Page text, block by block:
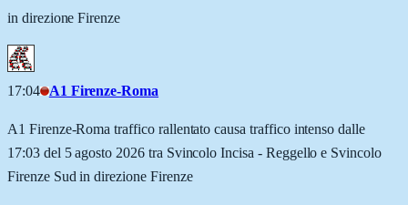
in direzione Firenze
17:04 A1 Firenze-Roma
A1 Firenze-Roma traffico rallentato causa traffico intenso dalle
17:03 del 5 agosto 2026 tra Svincolo Incisa - Reggello e Svincolo
Firenze Sud in direzione Firenze